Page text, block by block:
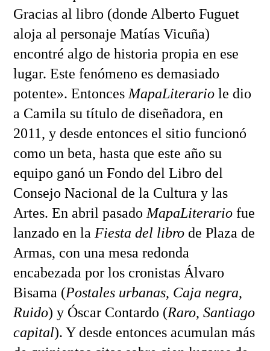
Gracias al libro (donde Alberto Fuguet
aloja al personaje Matías Vicuña)
encontré algo de historia propia en ese
lugar. Este fenómeno es demasiado
potente». EntoncesMapaLiterariole dio
a Camila su título de diseñadora, en
2011, y desde entonces el sitio funcionó
como un beta, hasta que este año su
equipo ganó un Fondo del Libro del
Consejo Nacional de la Cultura y las
Artes. En abril pasadoMapaLiterariofue
lanzado en la Fiesta del librode Plaza de
Armas, con una mesa redonda
encabezada por los cronistas Álvaro
Bisama (Postales urbanas, Caja negra,
Ruido) y Óscar Contardo (Raro, Santiago
capital). Y desde entonces acumulan más